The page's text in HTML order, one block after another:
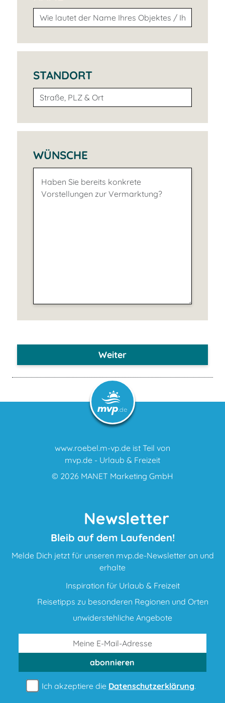
STANDORT
WÜNSCHE
Weiter
www.roebel.m-vp.de ist Teil von
mvp.de - Urlaub & Freizeit
© 2026 MANET Marketing GmbH
Newsletter
Bleib auf dem Laufenden!
Melde Dich jetzt für unseren mvp.de-Newsletter an und
erhalte
Inspiration für Urlaub & Freizeit
Reisetipps zu besonderen Regionen und Orten
unwiderstehliche Angebote
abonnieren
Ich akzeptiere die Datenschutzerklärung.